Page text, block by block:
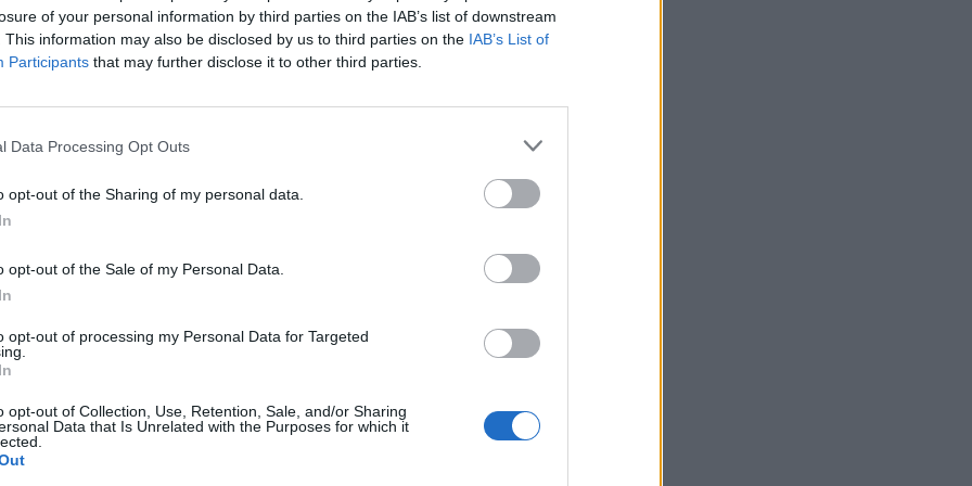
of your personal information by third parties on the IAB’s list of downstream
This information may also be disclosed by us to third parties on the IAB’s List of
Participants that may further disclose it to other third parties.
Data Processing Opt Outs
opt-out of the Sharing of my personal data.
opt-out of the Sale of my Personal Data.
opt-out of processing my Personal Data for Targeted
opt-out of Collection, Use, Retention, Sale, and/or Sharing
Data that Is Unrelated with the Purposes for which it
az Egyesült Államokban.
az iparágat, Amerika pedig mostanra a világ kriptoközpontjává vált. Úgy
építők és vállalkozók visszatérnek az Egyesült Államokba, ahová szerinte
foglalni, amelyet a „kriptógyűlölők”...
portfolio.hu hírarchívumához tartozik, melynek olvasása előfizetéses
tartalmazza:
cikkarchívum
elmúlt 2 év napon belüli
Előfizetés